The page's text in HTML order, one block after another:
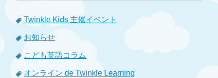
Twinkle Kids 主催イベント
お知らせ
こども英語コラム
オンライン de Twinkle Learning